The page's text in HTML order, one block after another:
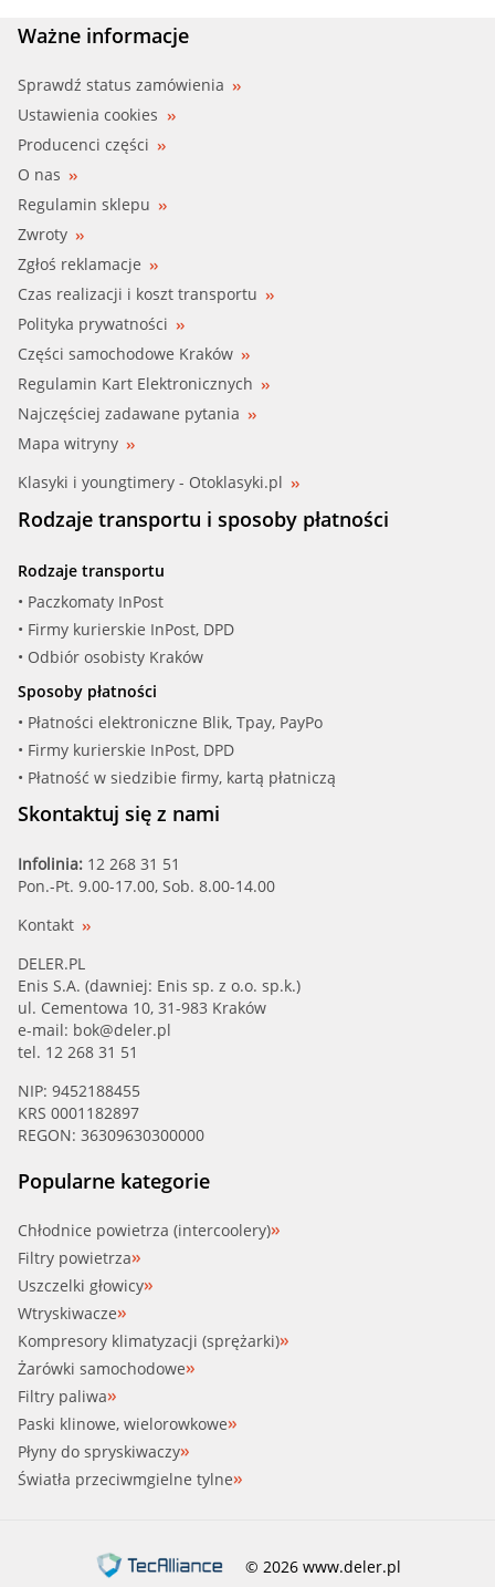
Ważne informacje
Sprawdź status zamówienia
Ustawienia cookies
Producenci części
O nas
Regulamin sklepu
Zwroty
Zgłoś reklamacje
Czas realizacji i koszt transportu
Polityka prywatności
Części samochodowe Kraków
Regulamin Kart Elektronicznych
Najczęściej zadawane pytania
Mapa witryny
Klasyki i youngtimery - Otoklasyki.pl
Rodzaje transportu i sposoby płatności
Rodzaje transportu
• Paczkomaty InPost
• Firmy kurierskie InPost, DPD
• Odbiór osobisty Kraków
Sposoby płatności
• Płatności elektroniczne Blik, Tpay, PayPo
• Firmy kurierskie InPost, DPD
• Płatność w siedzibie firmy, kartą płatniczą
Skontaktuj się z nami
Infolinia: 12 268 31 51
Pon.-Pt. 9.00-17.00, Sob. 8.00-14.00
Kontakt
DELER.PL
Enis S.A. (dawniej: Enis sp. z o.o. sp.k.)
ul. Cementowa 10, 31-983 Kraków
e-mail: bok@deler.pl
tel. 12 268 31 51
NIP: 9452188455
KRS 0001182897
REGON: 36309630300000
Popularne kategorie
Chłodnice powietrza (intercoolery)
Filtry powietrza
Uszczelki głowicy
Wtryskiwacze
Kompresory klimatyzacji (sprężarki)
Żarówki samochodowe
Filtry paliwa
Paski klinowe, wielorowkowe
Płyny do spryskiwaczy
Światła przeciwmgielne tylne
© 2026 www.deler.pl